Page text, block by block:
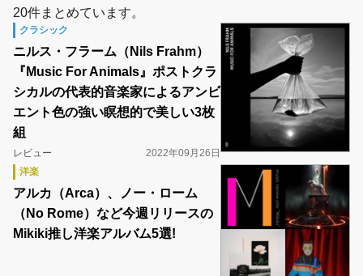
20件まとめています。
クラシック
ニルス・フラーム（Nils Frahm）
『Music For Animals』ポストクラ
シカルの代表的音楽家によるアンビ
エント色の強い瞑想的で美しい3枚
組
レビュー
2022年09月26日
洋楽
アルカ（Arca）、ノー・ローム
（No Rome）など今週リリースの
Mikiki推し洋楽アルバム5選!